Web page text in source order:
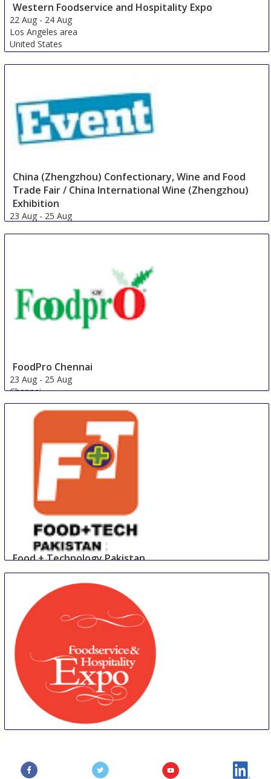
Western Foodservice and Hospitality Expo
22 Aug - 24 Aug
Los Angeles area
United States
China (Zhengzhou) Confectionary, Wine and Food
Trade Fair / China International Wine (Zhengzhou)
Exhibition
23 Aug - 25 Aug
FoodPro Chennai
23 Aug - 25 Aug
Chennai
India
Food + Technology Pakistan
23 Aug-25 Aug
Pakistan
Los Angeles area
United States